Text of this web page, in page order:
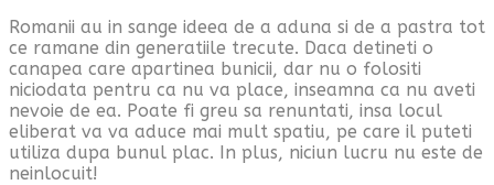
Romanii au in sange ideea de a aduna si de a pastra tot
ce ramane din generatiile trecute. Daca detineti o
canapea care apartinea bunicii, dar nu o folositi
niciodata pentru ca nu va place, inseamna ca nu aveti
nevoie de ea. Poate fi greu sa renuntati, insa locul
eliberat va va aduce mai mult spatiu, pe care il puteti
utiliza dupa bunul plac. In plus, niciun lucru nu este de
neinlocuit!